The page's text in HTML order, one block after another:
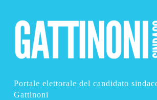
Portale elettorale del candidato
Gattinoni